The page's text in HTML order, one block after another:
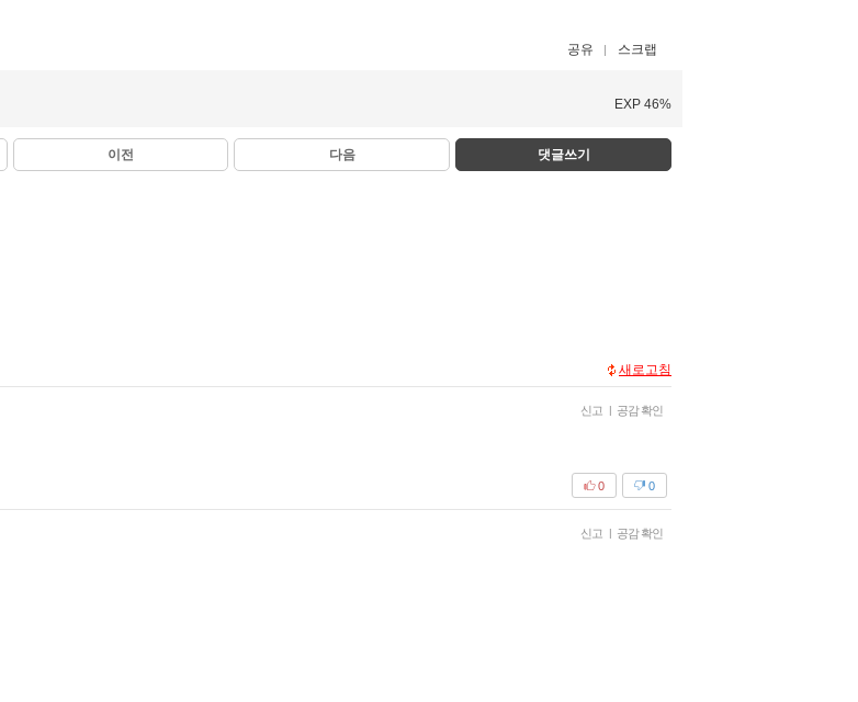
공유 스크랩
EXP 46%
이전 다음 댓글쓰기
새로고침
신고 | 공감 확인
0
0
신고 | 공감 확인